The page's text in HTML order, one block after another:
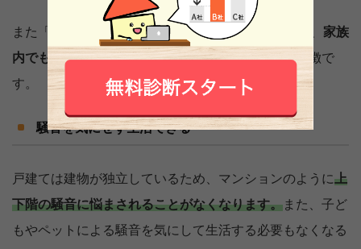
また「1階は両親、2階は子供部屋」といったように、 家族
内でもプライバシーを守りながら生活できる点も特徴で
す。
騒音を気にせず生活できる
戸建ては建物が独立しているため、マンションのように上
下階の騒音に悩まされることがなくなります。また、子ど
もやペットによる騒音を気にして生活する必要もなくなる